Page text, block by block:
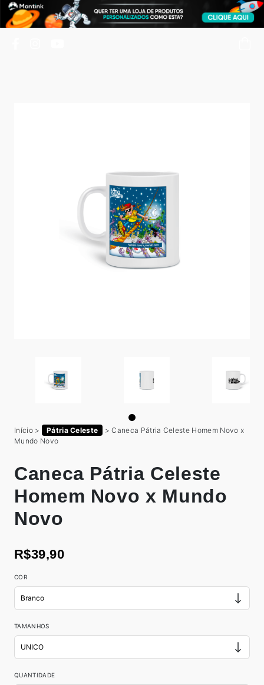
Início > Pátria Celeste > Caneca Pátria Celeste Homem Novo x
Mundo Novo
Caneca Pátria Celeste
Homem Novo x Mundo
Novo
R$39,90
COR
TAMANHOS
QUANTIDADE